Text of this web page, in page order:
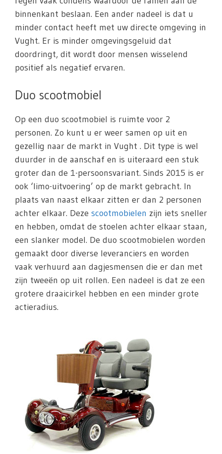
binnenkant beslaan. Een ander nadeel is dat u
minder contact heeft met uw directe omgeving in
Vught. Er is minder omgevingsgeluid dat
doordringt, dit wordt door mensen wisselend
positief als negatief ervaren.
Duo scootmobiel
Op een duo scootmobiel is ruimte voor 2
personen. Zo kunt u er weer samen op uit en
gezellig naar de markt in Vught . Dit type is wel
duurder in de aanschaf en is uiteraard een stuk
groter dan de 1-persoonsvariant. Sinds 2015 is er
ook ‘limo-uitvoering’ op de markt gebracht. In
plaats van naast elkaar zitten er dan 2 personen
achter elkaar. Deze scootmobielen zijn iets sneller
en hebben, omdat de stoelen achter elkaar staan,
een slanker model. De duo scootmobielen worden
gemaakt door diverse leveranciers en worden
vaak verhuurd aan dagjesmensen die er dan met
zijn tweeën op uit rollen. Een nadeel is dat ze een
grotere draaicirkel hebben en een minder grote
actieradius.